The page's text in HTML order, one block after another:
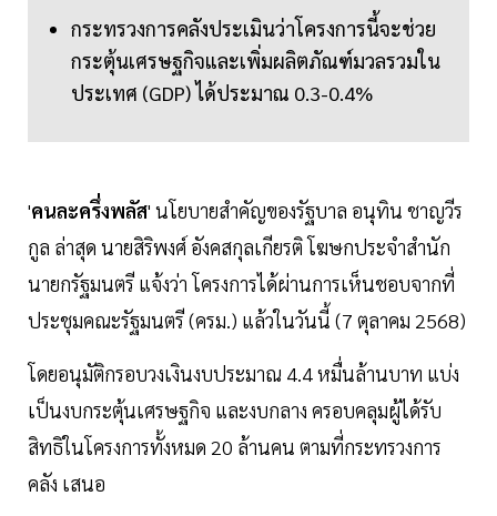
กระทรวงการคลังประเมินว่าโครงการนี้จะช่วย
กระตุ้นเศรษฐกิจและเพิ่มผลิตภัณฑ์มวลรวมใน
ประเทศ (GDP) ได้ประมาณ 0.3-0.4%
'คนละครึ่งพลัส' นโยบายสำคัญของรัฐบาล อนุทิน ชาญวีร
กูล ล่าสุด นายสิริพงศ์ อังคสกุลเกียรติ โฆษกประจำสำนัก
นายกรัฐมนตรี แจ้งว่า โครงการได้ผ่านการเห็นชอบจากที่
ประชุมคณะรัฐมนตรี (ครม.) แล้วในวันนี้ (7 ตุลาคม 2568)
โดยอนุมัติกรอบวงเงินงบประมาณ 4.4 หมื่นล้านบาท แบ่ง
เป็นงบกระตุ้นเศรษฐกิจ และงบกลาง ครอบคลุมผู้ได้รับ
สิทธิในโครงการทั้งหมด 20 ล้านคน ตามที่กระทรวงการ
คลัง เสนอ